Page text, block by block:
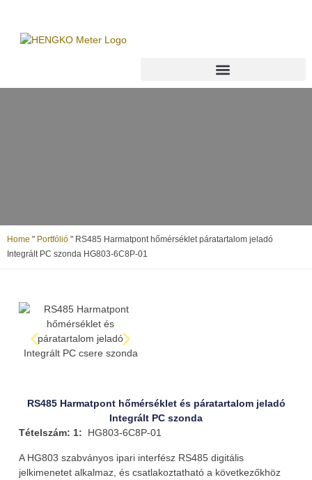
Home " Portfólió " RS485 Harmatpont hőmérséklet páratartalom jeladó
Integrált PC szonda HG803-6C8P-01
RS485 Harmatpont hőmérséklet és páratartalom jeladó
Integrált PC szonda
Tételszám: 1:
HG803-6C8P-01
A HG803 szabványos ipari interfész RS485 digitális
jelkimenetet alkalmaz, és csatlakoztatható a következőkhöz